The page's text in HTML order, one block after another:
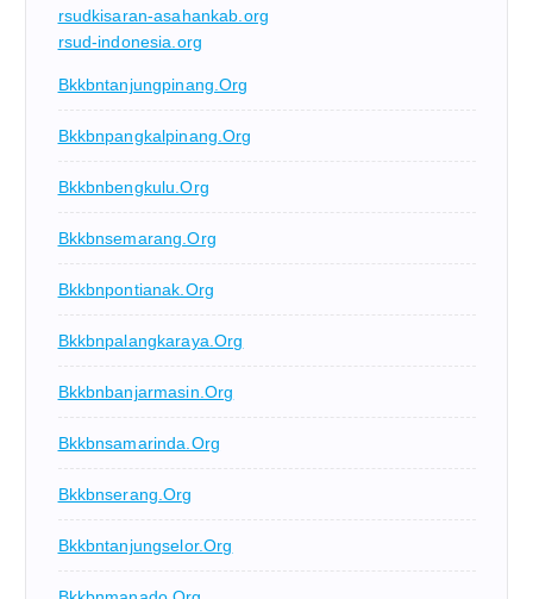
rsudkisaran-asahankab.org
rsud-indonesia.org
Bkkbntanjungpinang.org
Bkkbnpangkalpinang.org
Bkkbnbengkulu.org
Bkkbnsemarang.org
Bkkbnpontianak.org
Bkkbnpalangkaraya.org
Bkkbnbanjarmasin.org
Bkkbnsamarinda.org
Bkkbnserang.org
Bkkbntanjungselor.org